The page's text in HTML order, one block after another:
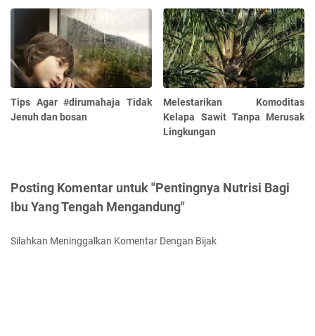
Tips Agar #dirumahaja Tidak
Jenuh dan bosan
Melestarikan Komoditas
Kelapa Sawit Tanpa Merusak
Lingkungan
Posting Komentar untuk "Pentingnya Nutrisi Bagi
Ibu Yang Tengah Mengandung"
Silahkan Meninggalkan Komentar Dengan Bijak